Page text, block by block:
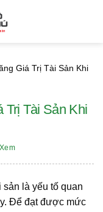
Giá Trị Tài Sản Khi
Trị Tài Sản Khi
sản là yếu tố quan
Để đạt được mức